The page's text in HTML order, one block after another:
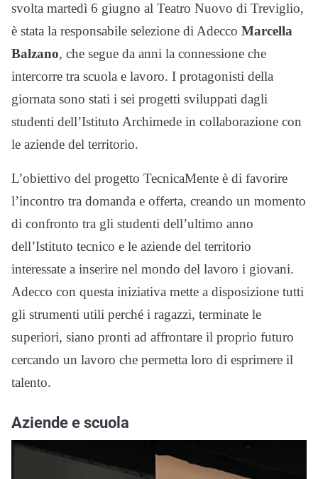
svolta martedì 6 giugno al Teatro Nuovo di Treviglio,
è stata la responsabile selezione di Adecco Marcella
Balzano, che segue da anni la connessione che
intercorre tra scuola e lavoro. I protagonisti della
giornata sono stati i sei progetti sviluppati dagli
studenti dell’Istituto Archimede in collaborazione con
le aziende del territorio.
L’obiettivo del progetto TecnicaMente è di favorire
l’incontro tra domanda e offerta, creando un momento
di confronto tra gli studenti dell’ultimo anno
dell’Istituto tecnico e le aziende del territorio
interessate a inserire nel mondo del lavoro i giovani.
Adecco con questa iniziativa mette a disposizione tutti
gli strumenti utili perché i ragazzi, terminate le
superiori, siano pronti ad affrontare il proprio futuro
cercando un lavoro che permetta loro di esprimere il
talento.
Aziende e scuola